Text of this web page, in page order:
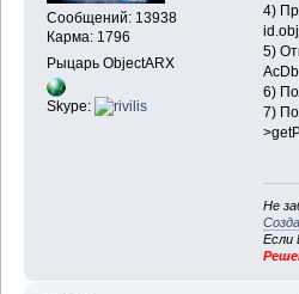
Сообщений: 13938
Карма: 1796
Рыцарь ObjectARX
Skype:
4)
5)
6)
7)
Не
Если